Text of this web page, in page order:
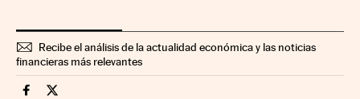
Recibe el análisis de la actualidad económica y las noticias
financieras más relevantes